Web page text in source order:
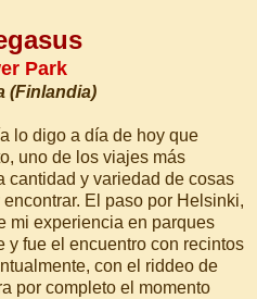
Park
(Finlandia)
lo digo a día de hoy que
uno de los viajes más
cantidad y variedad de cosas
El paso por Helsinki,
mi experiencia en parques
y fue el encuentro con recintos
con el riddeo de
por completo el momento